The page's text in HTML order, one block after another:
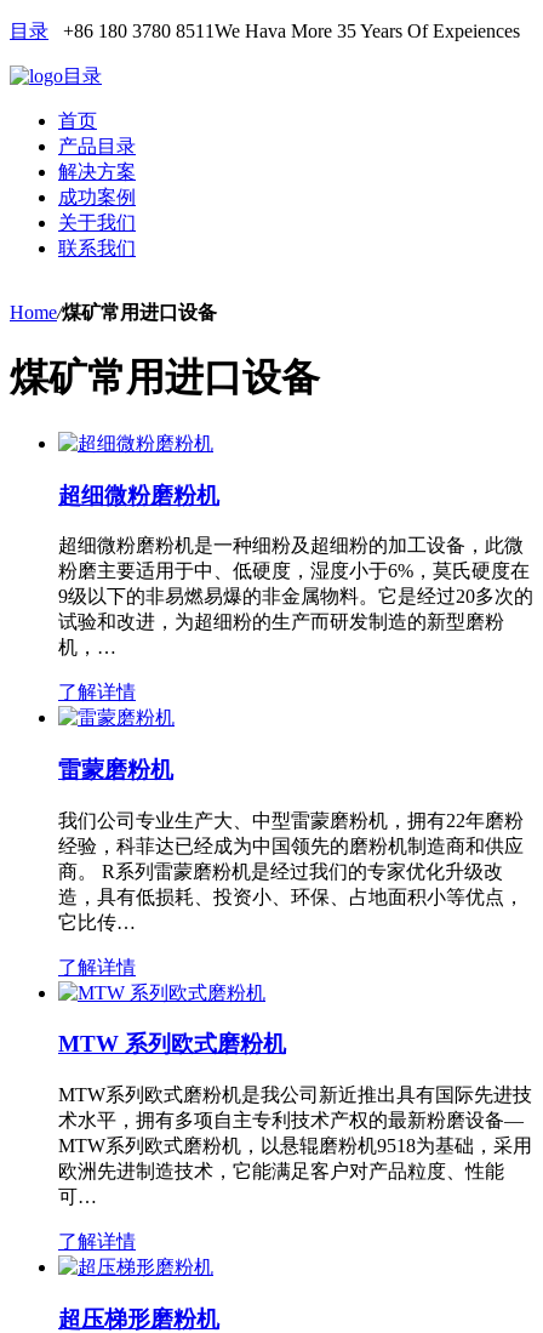
目录 +86 180 3780 8511We Hava More 35 Years Of Expeiences
目录
首页
产品目录
解决方案
成功案例
关于我们
联系我们
Home/煤矿常用进口设备
煤矿常用进口设备
超细微粉磨粉机
超细微粉磨粉机是一种细粉及超细粉的加工设备，此微
粉磨主要适用于中、低硬度，湿度小于6%，莫氏硬度在
9级以下的非易燃易爆的非金属物料。它是经过20多次的
试验和改进，为超细粉的生产而研发制造的新型磨粉
机，…
了解详情
雷蒙磨粉机
我们公司专业生产大、中型雷蒙磨粉机，拥有22年磨粉
经验，科菲达已经成为中国领先的磨粉机制造商和供应
商。 R系列雷蒙磨粉机是经过我们的专家优化升级改
造，具有低损耗、投资小、环保、占地面积小等优点，
它比传…
了解详情
MTW 系列欧式磨粉机
MTW系列欧式磨粉机是我公司新近推出具有国际先进技
术水平，拥有多项自主专利技术产权的最新粉磨设备—
MTW系列欧式磨粉机，以悬辊磨粉机9518为基础，采用
欧洲先进制造技术，它能满足客户对产品粒度、性能
可…
了解详情
超压梯形磨粉机